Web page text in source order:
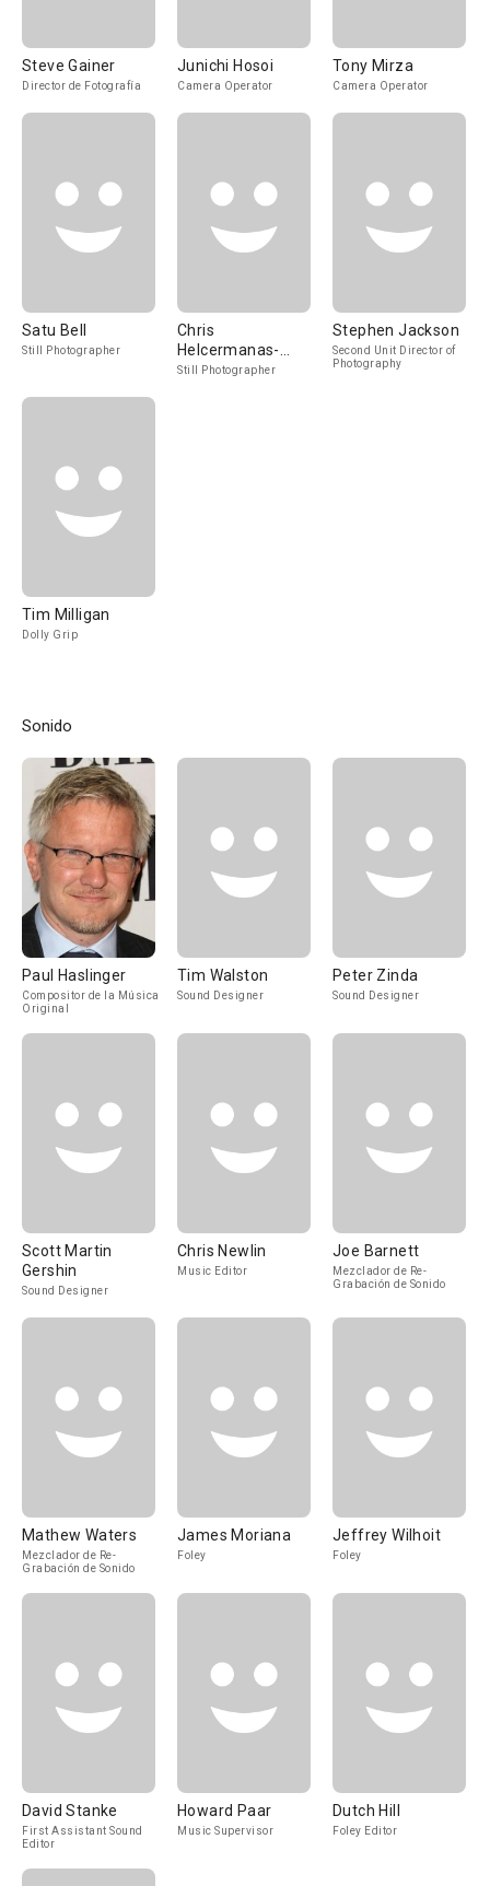
Steve Gainer
Director de Fotografía
Junichi Hosoi
Camera Operator
Tony Mirza
Camera Operator
Satu Bell
Still Photographer
Chris
Helcermanas-
Benge
Still Photographer
Stephen Jackson
Second Unit Director of
Photography
Tim Milligan
Dolly Grip
Sonido
Paul Haslinger
Compositor de la Música
Original
Tim Walston
Sound Designer
Peter Zinda
Sound Designer
Scott Martin
Gershin
Sound Designer
Chris Newlin
Music Editor
Joe Barnett
Mezclador de Re-
Grabación de Sonido
Mathew Waters
Mezclador de Re-
Grabación de Sonido
James Moriana
Foley
Jeffrey Wilhoit
Foley
David Stanke
First Assistant Sound
Editor
Howard Paar
Music Supervisor
Dutch Hill
Foley Editor